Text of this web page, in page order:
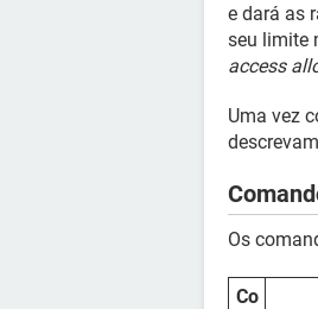
e dará as
seu limite
access
Uma vez
Os
Co